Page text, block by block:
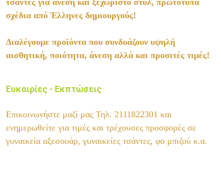
τσάντες για άνεση και ξεχωριστό στυλ, πρωτότυπα
σχέδια από Έλληνες δημιουργούς!
Διαλέγουμε προϊόντα που συνδυάζουν υψηλή
αισθητική, ποιότητα, άνεση αλλά και προσιτές τιμές!
Ευκαιρίες - Εκπτώσεις
Επικοινωνήστε μαζί μας Τηλ. 2111822301 και
ενημερωθείτε για τιμές και τρέχουσες προσφορές σε
γυναικεία αξεσουάρ, γυναικείες τσάντες, φο μπιζού κ.α.